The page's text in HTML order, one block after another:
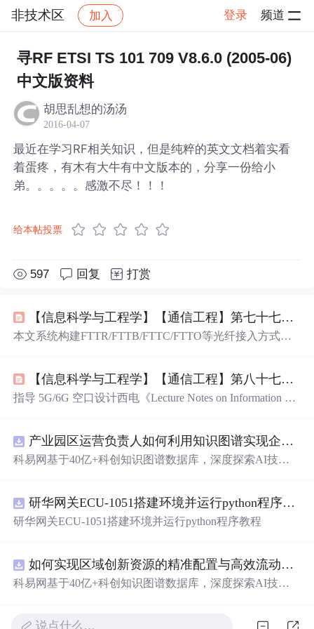
非技术区 加入 登录 频道
社区 非技术区
寻RF ETSI TS 101 709 V8.6.0 (2005-06)
中文版资料
胡思乱想的汤汤
2016-04-07
最近在学习RF相关知识，但是纯粹的英文文档着实看
着蛋疼，有木有大牛有中文版本的，分享一份给小
弟。。。。。感激不尽！！！
给本帖投票
597 回复 打赏
【信息科学与工程学】【通信工程】第七十七篇 城域网+FTTR/FTTB/FTTC/FTTO的数学分析01
本文系统构建FTTR/FTTB/FTTC/FTTO等光纤接入方式在
（OFDMA/NOMA）及协议栈各层（L1-L7）关键技术。
重点结合5G NR物理层、IPv6路由、QUIC传输、网络几何
化。
【信息科学与工程学】【通信工程】第八十七篇 通信网络解决方案中的学科知识01
指导 5G/6G 空口设计西电《Lecture Notes on Information Th
建模加性高斯白噪声、信噪比、Eb/N0物理层链路级仿
真、调制方案对比张忠培《现代编码理论与应用》国防工
产业园区运营负责人如何利用知识图谱实现企业精准对接与协同？.docx
科易网基于40亿+科创知识图谱数据库，深度探索AI技术
新领域的AI+数智化解决方案，推动科技创新与产业创新
智能化发展。
研华网关ECU-1051搭建环境并运行python程序教程
研华网关ECU-1051搭建环境并运行python程序教程
如何实现区域创新资源的精准配置与高效流动？.docx
科易网基于40亿+科创知识图谱数据库，深度探索AI技术
说点什么…